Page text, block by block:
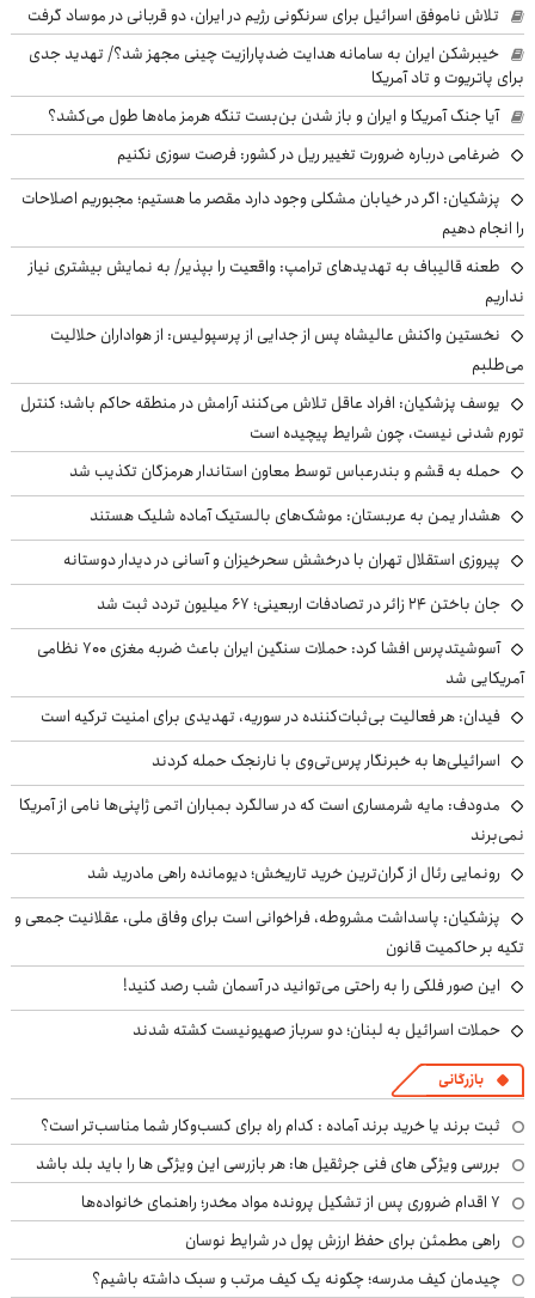
تلاش ناموفق اسرائیل برای سرنگونی رژیم در ایران، دو قربانی در موساد گرفت
خیبرشکن ایران به سامانه هدایت ضدپارازیت چینی مجهز شد؟/ تهدید جدی
برای پاتریوت و تاد آمریکا
آیا جنگ آمریکا و ایران و باز شدن بن‌بست تنگه هرمز ماه‌ها طول می‌کشد؟
ضرغامی درباره ضرورت تغییر ریل در کشور: فرصت سوزی نکنیم
پزشکیان: اگر در خیابان مشکلی وجود دارد مقصر ما هستیم؛ مجبوریم اصلاحات
را انجام دهیم
طعنه قالیباف به تهدیدهای ترامپ: واقعیت را بپذیر/ به نمایش بیشتری نیاز
نداریم
نخستین واکنش عالیشاه پس از جدایی از پرسپولیس: از هواداران حلالیت
می‌طلبم
یوسف پزشکیان: افراد عاقل تلاش می‌کنند آرامش در منطقه حاکم باشد؛ کنترل
تورم شدنی نیست، چون شرایط پیچیده است
حمله به قشم و بندرعباس توسط معاون استاندار هرمزگان تکذیب شد
هشدار یمن به عربستان: موشک‌های بالستیک آماده شلیک هستند
پیروزی استقلال تهران با درخشش سحرخیزان و آسانی در دیدار دوستانه
جان باختن ۲۴ زائر در تصادفات اربعینی؛ ۶۷ میلیون تردد ثبت شد
آسوشیتدپرس افشا کرد: حملات سنگین ایران باعث ضربه مغزی ۷۰۰ نظامی
آمریکایی شد
فیدان: هر فعالیت بی‌ثبات‌کننده در سوریه، تهدیدی برای امنیت ترکیه است
اسرائیلی‌ها به خبرنگار پرس‌تی‌وی با نارنجک حمله کردند
مدودف: مایه شرمساری است که در سالگرد بمباران اتمی ژاپنی‌ها نامی از آمریکا
نمی‌برند
رونمایی رئال از گران‌ترین خرید تاریخش؛ دیومانده راهی مادرید شد
پزشکیان: پاسداشت مشروطه، فراخوانی است برای وفاق ملی، عقلانیت جمعی و
تکیه بر حاکمیت قانون
این صور فلکی را به راحتی می‌توانید در آسمان شب رصد کنید!
حملات اسرائیل به لبنان؛ دو سرباز صهیونیست کشته شدند
بازرگانی
ثبت برند یا خرید برند آماده : کدام راه برای کسب‌وکار شما مناسب‌تر است؟
بررسی ویژگی های فنی جرثقیل ها: هر بازرسی این ویژگی ها را باید بلد باشد
۷ اقدام ضروری پس از تشکیل پرونده مواد مخدر؛ راهنمای خانواده‌ها
راهی مطمئن برای حفظ ارزش پول در شرایط نوسان
چیدمان کیف مدرسه؛ چگونه یک کیف مرتب و سبک داشته باشیم؟